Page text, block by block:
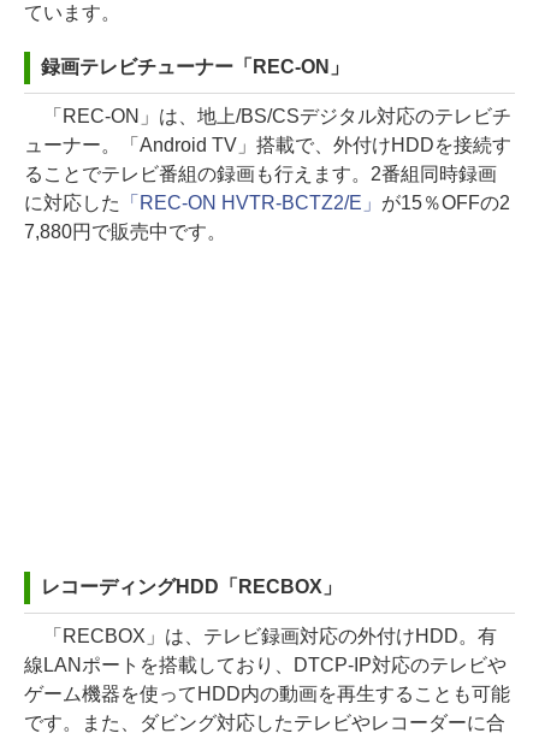
ています。
録画テレビチューナー「REC-ON」
「REC-ON」は、地上/BS/CSデジタル対応のテレビチ
ューナー。「Android TV」搭載で、外付けHDDを接続す
ることでテレビ番組の録画も行えます。2番組同時録画
に対応した
「REC-ON HVTR-BCTZ2/E」 が15％OFFの2
7,880円で販売中です。
レコーディングHDD「RECBOX」
「RECBOX」は、テレビ録画対応の外付けHDD。有
線LANポートを搭載しており、DTCP-IP対応のテレビや
ゲーム機器を使ってHDD内の動画を再生することも可能
です。また、ダビング対応したテレビやレコーダーに合